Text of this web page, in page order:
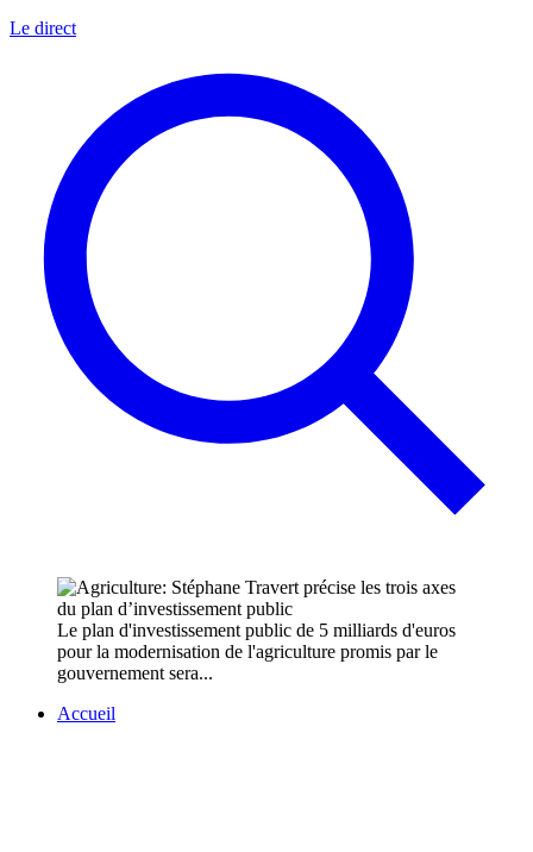
Le direct
Le plan d'investissement public de 5 milliards d'euros
pour la modernisation de l'agriculture promis par le
gouvernement sera...
Accueil